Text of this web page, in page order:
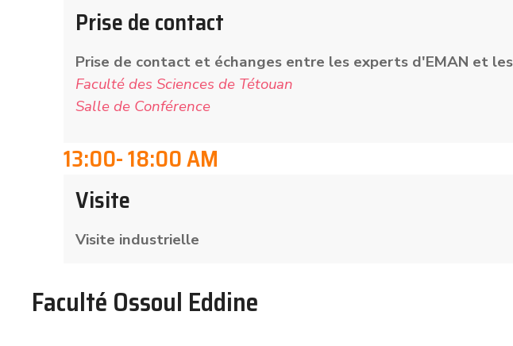
Prise de contact
Prise de contact et échanges entre les experts d'EMAN et
Faculté des Sciences de Tétouan
Salle de Conférence
13:00- 18:00 AM
Visite
Visite industrielle
Faculté Ossoul Eddine